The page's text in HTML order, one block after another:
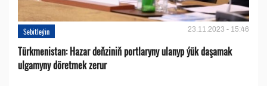
Sebitleýin 23.11.2023 - 15:46
Türkmenistan: Hazar deňziniň portlaryny ulanyp ýük daşamak
ulgamyny döretmek zerur